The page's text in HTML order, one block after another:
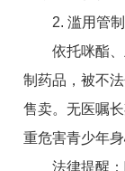
2. 滥用管
依托咪酯
制药品，被不法
售卖。无医嘱
重危害青少年身
法律提醒